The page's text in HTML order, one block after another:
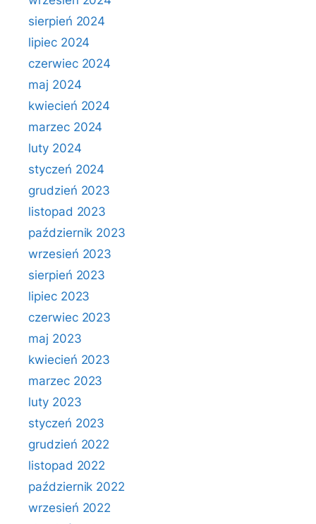
sierpień 2024
lipiec 2024
czerwiec 2024
maj 2024
kwiecień 2024
marzec 2024
luty 2024
styczeń 2024
grudzień 2023
listopad 2023
październik 2023
wrzesień 2023
sierpień 2023
lipiec 2023
czerwiec 2023
maj 2023
kwiecień 2023
marzec 2023
luty 2023
styczeń 2023
grudzień 2022
listopad 2022
październik 2022
wrzesień 2022